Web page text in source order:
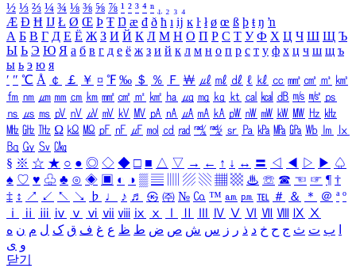
½ ⅓ ⅔ ¼ ¾ ⅛ ⅜ ⅝ ⅞ ¹ ² ³ ⁴ ⁿ ₁ ₂ ₃ ₄
Æ Ð Ħ Ĳ Ł Ø Œ Þ Ŧ Ŋ æ đ ð ħ ı ĳ ĸ ŀ ł ø œ ß þ ŧ ŋ ŉ
А Б В Г Д Е Ё Ж З И Й К Л М Н О П Р С Т У Ф Х Ц Ч Ш Щ Ъ
Ы Ь Э Ю Я а б в г д е ё ж з и й к л м н о п р с т у ф х ц ч ш щ ъ
ы ь э ю я
′ ″ ℃ Å ￠ ￡ ￥ ¤ ℉ ‰ ＄ ％ Ｆ ￦ ㎕ ㎖ ㎗ ℓ ㎘ ㏄ ㎣ ㎤ ㎥ ㎦
㎙ ㎚ ㎛ ㎜ ㎝ ㎞ ㎟ ㎠ ㎡ ㎢ ㏊ ㎍ ㎎ ㎏ ㏏ ㎈ ㎉ ㏈ ㎧ ㎨ ㎰
㎱ ㎲ ㎳ ㎴ ㎵ ㎶ ㎷ ㎸ ㎹ ㎀ ㎁ ㎂ ㎃ ㎄ ㎺ ㎻ ㎽ ㎾ ㎿ ㎐ ㎑
㎒ ㎓ ㎔ Ω ㏀ ㏁ ㎊ ㎋ ㎌ ㏖ ㏅ ㎭ ㎮ ㎯ ㏛ ㎩ ㎪ ㎫ ㎬ ㏝ ㏐
㏓
㏃ ㏉ ㏜ ㏆
§ ※ ☆ ★ ○ ● ◎ ◇ ◆ □ ■ △ ▽ → ← ↑ ↓ ↔ 〓 ◁ ◀ ▷ ▶ ♤
♠ ♡ ♥ ♧ ♣ ⊙ ◈ ▣ ◐ ◑ ▒ ▤ ▨ ▧ ▦ ▩ ♨ ☏ ☎ ☜ ☞ ¶ †
‡ ↕ ↗ ↙ ↖ ↘ ♭ ♩ ♪ ♬ ㉿ ㈜ № ㏇ ™ ㏂ ㏘ ℡ ＃ ＆ ＊ ＠ ª º
ⅰ
ⅱ ⅲ ⅳ ⅴ ⅵ ⅶ ⅷ ⅸ ⅹ Ⅳ Ⅴ Ⅵ Ⅶ Ⅷ Ⅸ Ⅹ
ب ت ث ج ح خ د ذ ر ز س ش ص ض ط ظ ع غ ف ق ک ل م ن ه
و ی
닫기